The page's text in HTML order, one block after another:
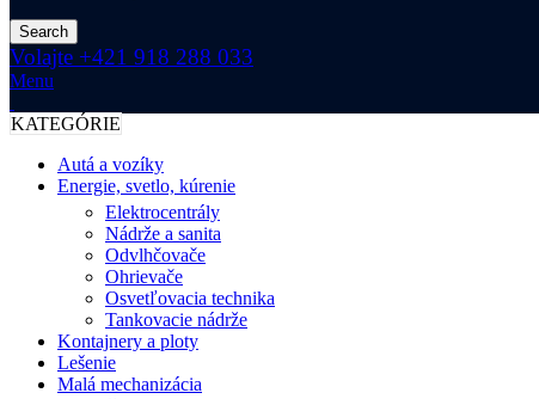
Search
Volajte +421 918 288 033
Menu
KATEGÓRIE
Autá a vozíky
Energie, svetlo, kúrenie
Elektrocentrály
Nádrže a sanita
Odvlhčovače
Ohrievače
Osvetľovacia technika
Tankovacie nádrže
Kontajnery a ploty
Lešenie
Malá mechanizácia